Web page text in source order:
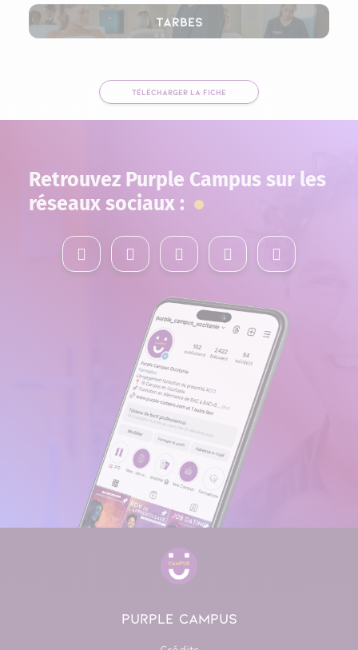
Tarbes
TÉLÉCHARGER LA FICHE
Retrouvez Purple Campus sur les
réseaux sociaux :
PURPLE CAMPUS